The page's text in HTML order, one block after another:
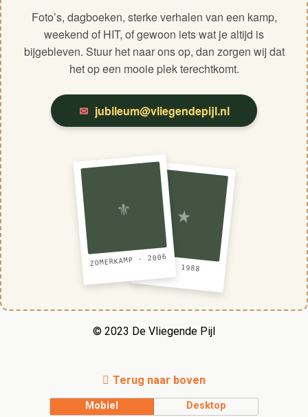
Foto’s, dagboeken, sterke verhalen van een kamp,
weekend of HIT, of gewoon iets wat je altijd is
bijgebleven. Stuur het naar ons op, dan zorgen wij dat
het op een mooie plek terechtkomt.
✉ jubileum@vliegendepijl.nl
⚜
ZOMERKAMP · 2006
★
EN · 1988
© 2023 De Vliegende Pijl
Terug naar boven
Mobiel Desktop